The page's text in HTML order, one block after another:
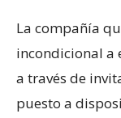
La compañía
incondicional a
a través de
puesto a